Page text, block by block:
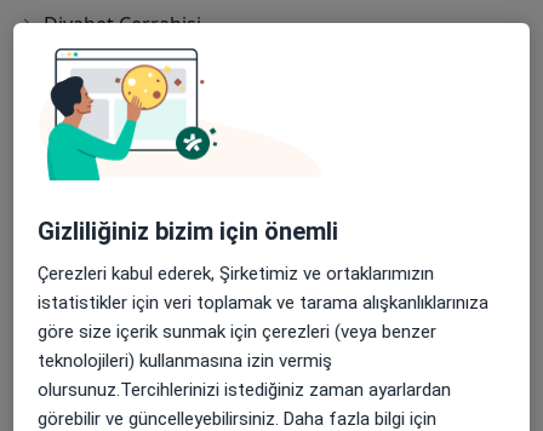
Diyabet Cerrahisi
Elektron Işınlı Bilgisayarlı Tomografi
Endokrin Cerrahisi
Ercp(Endoskopik Retrograd Kolanjio
Fundoplikasyon
Fundoplikasyon(Gerd Cerrahisi)
Gastrointestinal Cerrahisi
Guatr Ameliyatı
Gizliliğiniz bizim için önemli
Çerezleri kabul ederek, Şirketimiz ve ortaklarımızın
istatistikler için veri toplamak ve tarama alışkanlıklarınıza
göre size içerik sunmak için çerezleri (veya benzer
teknolojileri) kullanmasına izin vermiş
olursunuz.Tercihlerinizi istediğiniz zaman ayarlardan
görebilir ve güncelleyebilirsiniz. Daha fazla bilgi için